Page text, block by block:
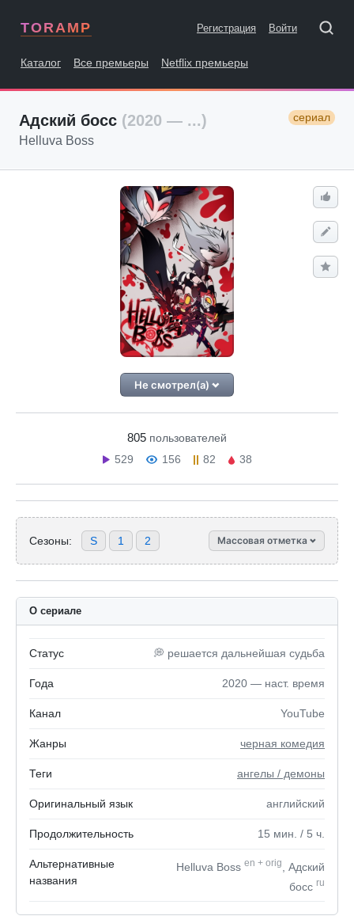
TORAMP Регистрация Войти
Каталог Все премьеры Netflix премьеры
Адский босс (2020 — ...) сериал
Helluva Boss
Не смотрел(а)
805 пользователей
529
156 82 38
Сезоны: S 1 2 Массовая отметка
О сериале
Статус 💭 решается дальнейшая судьба
Года 2020 — наст. время
Канал YouTube
Жанры черная комедия
Теги ангелы / демоны
Оригинальный язык английский
Продолжительность 15 мин. / 5 ч.
Альтернативные
названия
Helluva Boss en + orig
, Адский
босс ru